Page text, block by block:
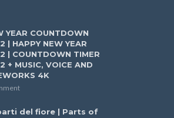
YEAR COUNTDOWN
| HAPPY NEW YEAR
| COUNTDOWN TIMER
+ MUSIC, VOICE AND
4K
del fiore | Parts of